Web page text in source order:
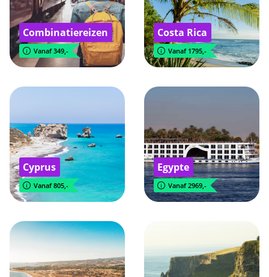
Combinatiereizen
Vanaf 349,-
Costa Rica
Vanaf 1795,-
Cyprus
Vanaf 805,-
Egypte
Vanaf 2969,-